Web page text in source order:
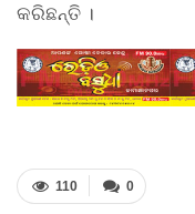
କରିଛନ୍ତି ।
0
110